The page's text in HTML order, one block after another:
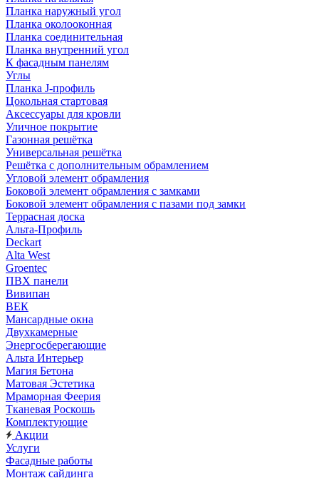
Планка наружный угол
Планка околооконная
Планка соединительная
Планка внутренний угол
К фасадным панелям
Углы
Планка J-профиль
Цокольная стартовая
Аксессуары для кровли
Уличное покрытие
Газонная решётка
Универсальная решётка
Решётка с дополнительным обрамлением
Угловой элемент обрамления
Боковой элемент обрамления с замками
Боковой элемент обрамления с пазами под замки
Террасная доска
Альта-Профиль
Deckart
Alta West
Groentec
ПВХ панели
Вивипан
ВЕК
Мансардные окна
Двухкамерные
Энергосберегающие
Альта Интерьер
Магия Бетона
Матовая Эстетика
Мраморная Феерия
Тканевая Роскошь
Комплектующие
Акции
Услуги
Фасадные работы
Монтаж сайдинга